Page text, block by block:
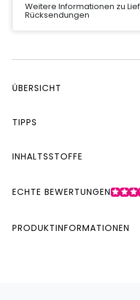
Weitere Informationen zu
Rücksendungen
ÜBERSICHT
TIPPS
INHALTSSTOFFE
ECHTE BEWERTUNGEN
PRODUKTINFORMATIONEN